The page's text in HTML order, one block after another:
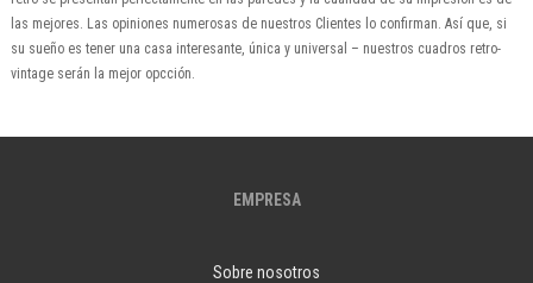
las mejores. Las opiniones numerosas de nuestros Clientes lo confirman. Así que, si
su sueño es tener una casa interesante, única y universal – nuestros cuadros retro-
vintage serán la mejor opcción.
EMPRESA
Sobre nosotros